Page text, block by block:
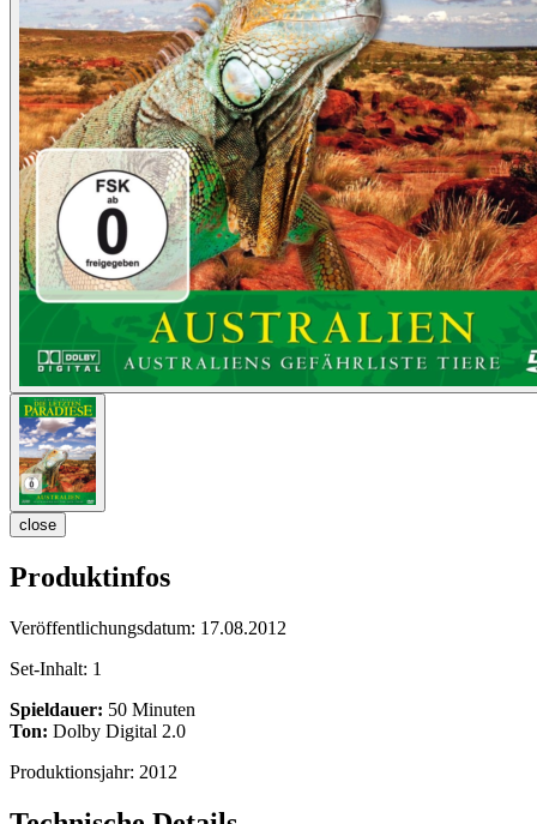
close
Produktinfos
Veröffentlichungsdatum: 17.08.2012
Set-Inhalt: 1
Spieldauer: 50 Minuten
Ton: Dolby Digital 2.0
Produktionsjahr: 2012